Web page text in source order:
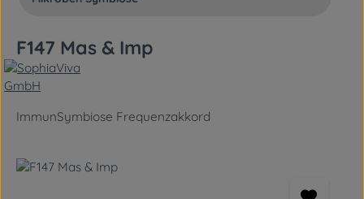
F147 Mas & Imp
ImmunSymbiose Frequenzakkord
Bildergalerie überspringen